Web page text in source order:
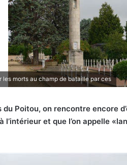
les morts au champ de bataille par ces
Poitou, on rencontre encore
l’intérieur et que l’on appelle